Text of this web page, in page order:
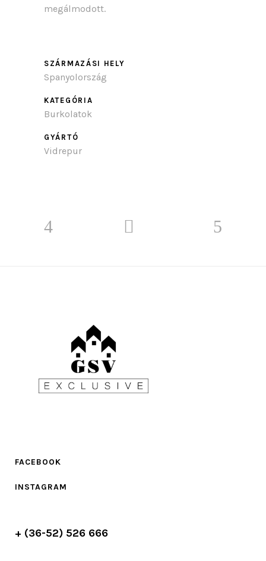
megálmodott.
SZÁRMAZÁSI HELY
Spanyolország
KATEGÓRIA
Burkolatok
GYÁRTÓ
Vidrepur
FACEBOOK
INSTAGRAM
+ (36-52) 526 666